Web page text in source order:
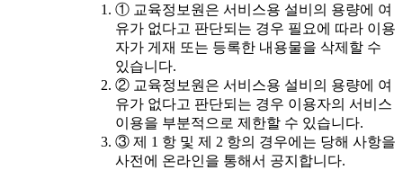
① 교육정보원은 서비스용 설비의 용량에 여
유가 없다고 판단되는 경우 필요에 따라 이용
자가 게재 또는 등록한 내용물을 삭제할 수
있습니다.
② 교육정보원은 서비스용 설비의 용량에 여
유가 없다고 판단되는 경우 이용자의 서비스
이용을 부분적으로 제한할 수 있습니다.
③ 제 1 항 및 제 2 항의 경우에는 당해 사항을
사전에 온라인을 통해서 공지합니다.